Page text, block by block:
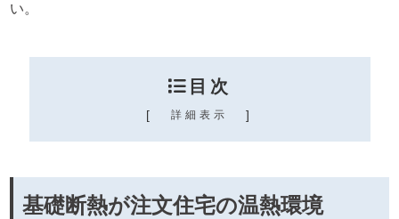
い。
目次
[ 詳細表示 ]
基礎断熱が注文住宅の温熱環境